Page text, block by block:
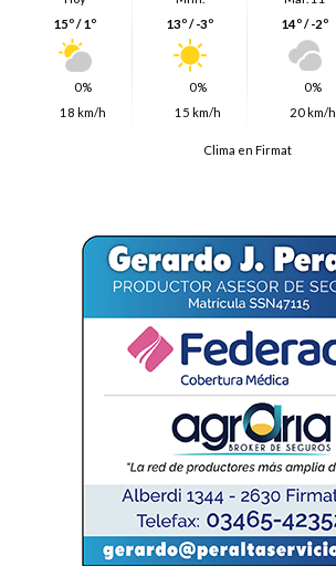
15º / 1º
0%
18 km/h
13º / -3º
0%
15 km/h
14º / -2º
0%
20 km/h
Clima en Firmat